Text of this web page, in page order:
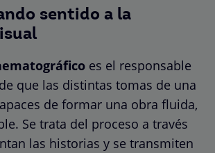
sentido a la
es el responsable
que las distintas tomas de una
de formar una obra fluida,
Se trata del proceso a través
las historias y se transmiten